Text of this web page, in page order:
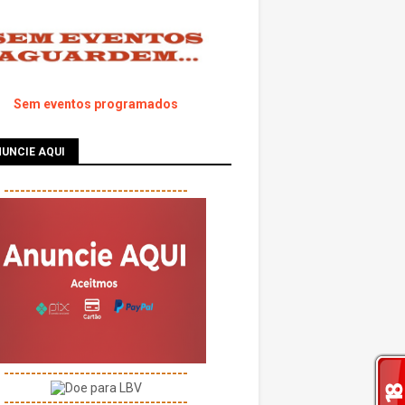
Sem eventos programados
AQUI
----------------------------------
----------------------------------
----------------------------------